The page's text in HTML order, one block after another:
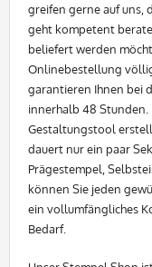
greifen gerne auf uns,
geht kompetent
beliefert werden
Onlinebestellung
garantieren Ihnen bei
innerhalb 48 Stunden.
Gestaltungstool
dauert nur ein paar
Prägestempel,
können Sie jeden
ein vollumfängliches
Bedarf.